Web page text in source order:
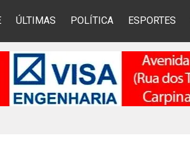
ÚLTIMAS POLÍTICA ESPORTES